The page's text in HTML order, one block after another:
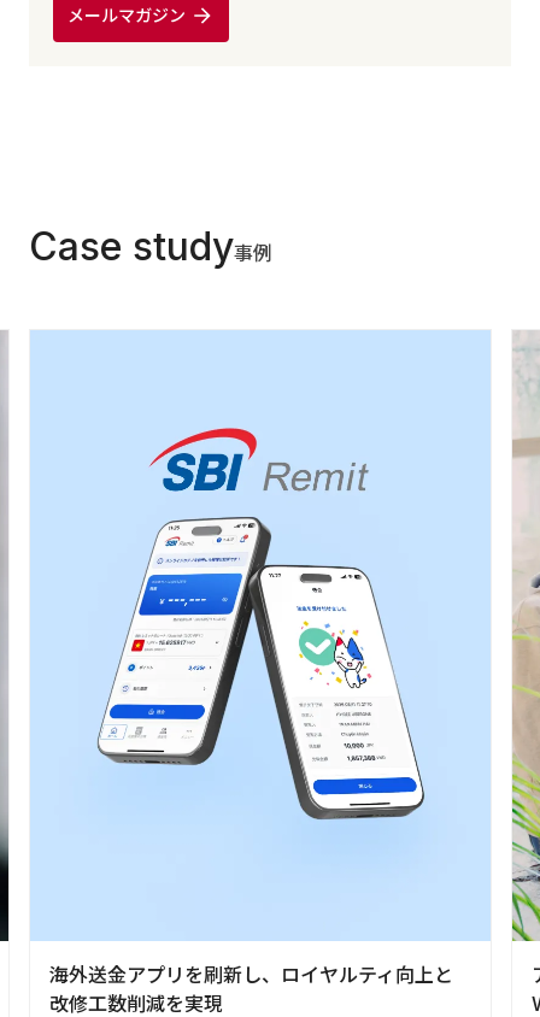
メールマガジン
Case study事例
海外送金アプリを刷新し、ロイヤルティ向上と
改修工数削減を実現